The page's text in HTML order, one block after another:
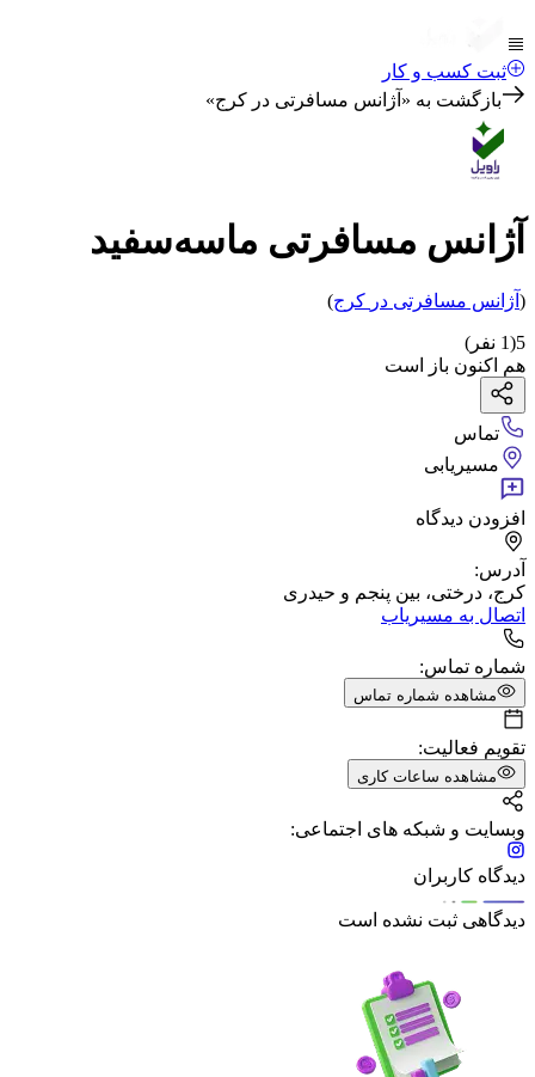
ثبت کسب و کار
بازگشت به « آژانس مسافرتی در کرج»
آژانس مسافرتی ماسه‌سفید
( آژانس مسافرتی در کرج)
5
(
1 نفر)
هم اکنون باز است
تماس
مسیریابی
افزودن دیدگاه
آدرس:
کرج، درختی، بین پنجم و حیدری
اتصال به مسیریاب
شماره تماس:
مشاهده شماره تماس
تقویم فعالیت:
مشاهده ساعات کاری
وبسایت و شبکه های اجتماعی:
دیدگاه کاربران
دیدگاهی ثبت نشده است